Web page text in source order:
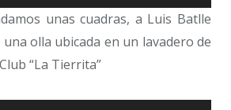
unas cuadras, a Luis Batlle
una olla ubicada en un lavadero de
“La Tierrita”